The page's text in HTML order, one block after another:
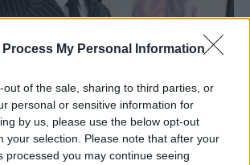
Process My Personal Information
out of the sale, sharing to third parties, or
personal or sensitive information for
by us, please use the below opt-out
your selection. Please note that after your
processed you may continue seeing